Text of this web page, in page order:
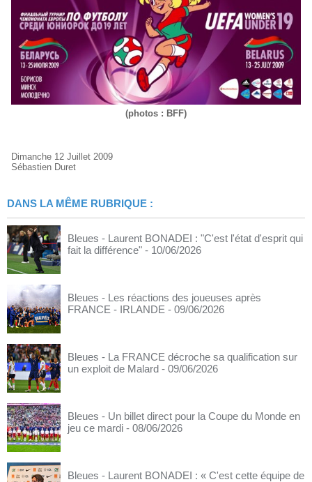
(photos : BFF)
Dimanche 12 Juillet 2009
Sébastien Duret
DANS LA MÊME RUBRIQUE :
Bleues - Laurent BONADEI : "C'est l'état d'esprit qui
fait la différence" - 10/06/2026
Bleues - Les réactions des joueuses après
FRANCE - IRLANDE - 09/06/2026
Bleues - La FRANCE décroche sa qualification sur
un exploit de Malard - 09/06/2026
Bleues - Un billet direct pour la Coupe du Monde en
jeu ce mardi - 08/06/2026
Bleues - Laurent BONADEI : « C'est cette équipe de